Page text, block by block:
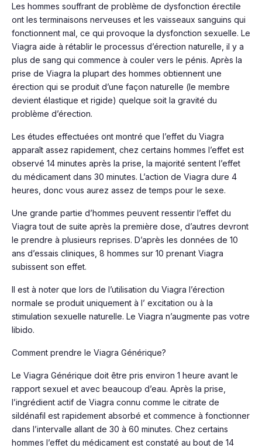
Les hommes souffrant de problème de dysfonction érectile
ont les terminaisons nerveuses et les vaisseaux sanguins qui
fonctionnent mal, ce qui provoque la dysfonction sexuelle. Le
Viagra aide à rétablir le processus d’érection naturelle, il y a
plus de sang qui commence à couler vers le pénis. Après la
prise de Viagra la plupart des hommes obtiennent une
érection qui se produit d’une façon naturelle (le membre
devient élastique et rigide) quelque soit la gravité du
problème d’érection.
Les études effectuées ont montré que l’effet du Viagra
apparaît assez rapidement, chez certains hommes l’effet est
observé 14 minutes après la prise, la majorité sentent l’effet
du médicament dans 30 minutes. L’action de Viagra dure 4
heures, donc vous aurez assez de temps pour le sexe.
Une grande partie d’hommes peuvent ressentir l’effet du
Viagra tout de suite après la première dose, d’autres devront
le prendre à plusieurs reprises. D’après les données de 10
ans d’essais cliniques, 8 hommes sur 10 prenant Viagra
subissent son effet.
Il est à noter que lors de l’utilisation du Viagra l’érection
normale se produit uniquement à l’ excitation ou à la
stimulation sexuelle naturelle. Le Viagra n’augmente pas votre
libido.
Comment prendre le Viagra Générique?
Le Viagra Générique doit être pris environ 1 heure avant le
rapport sexuel et avec beaucoup d’eau. Après la prise,
l’ingrédient actif de Viagra connu comme le citrate de
sildénafil est rapidement absorbé et commence à fonctionner
dans l’intervalle allant de 30 à 60 minutes. Chez certains
hommes l’effet du médicament est constaté au bout de 14